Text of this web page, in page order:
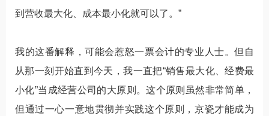
到营收最大化、成本最小化就可以了。”
我的这番解释，可能会惹怒一票会计的专业人士。但自
从那一刻开始直到今天，我一直把“销售最大化、经费最
小化”当成经营公司的大原则。这个原则虽然非常简单，
但通过一心一意地贯彻并实践这个原则，京瓷才能成为